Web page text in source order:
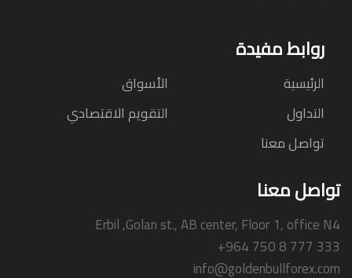
روابط مفيدة
الرئيسية
الأسواق
التداول
التقويم الاقتصادي
تواصل معنا
تواصل معنا
Erbil ,Golan st., AB center, Floor 1, office N4
+964 750 8 777 333
info@goldenbullforex.com